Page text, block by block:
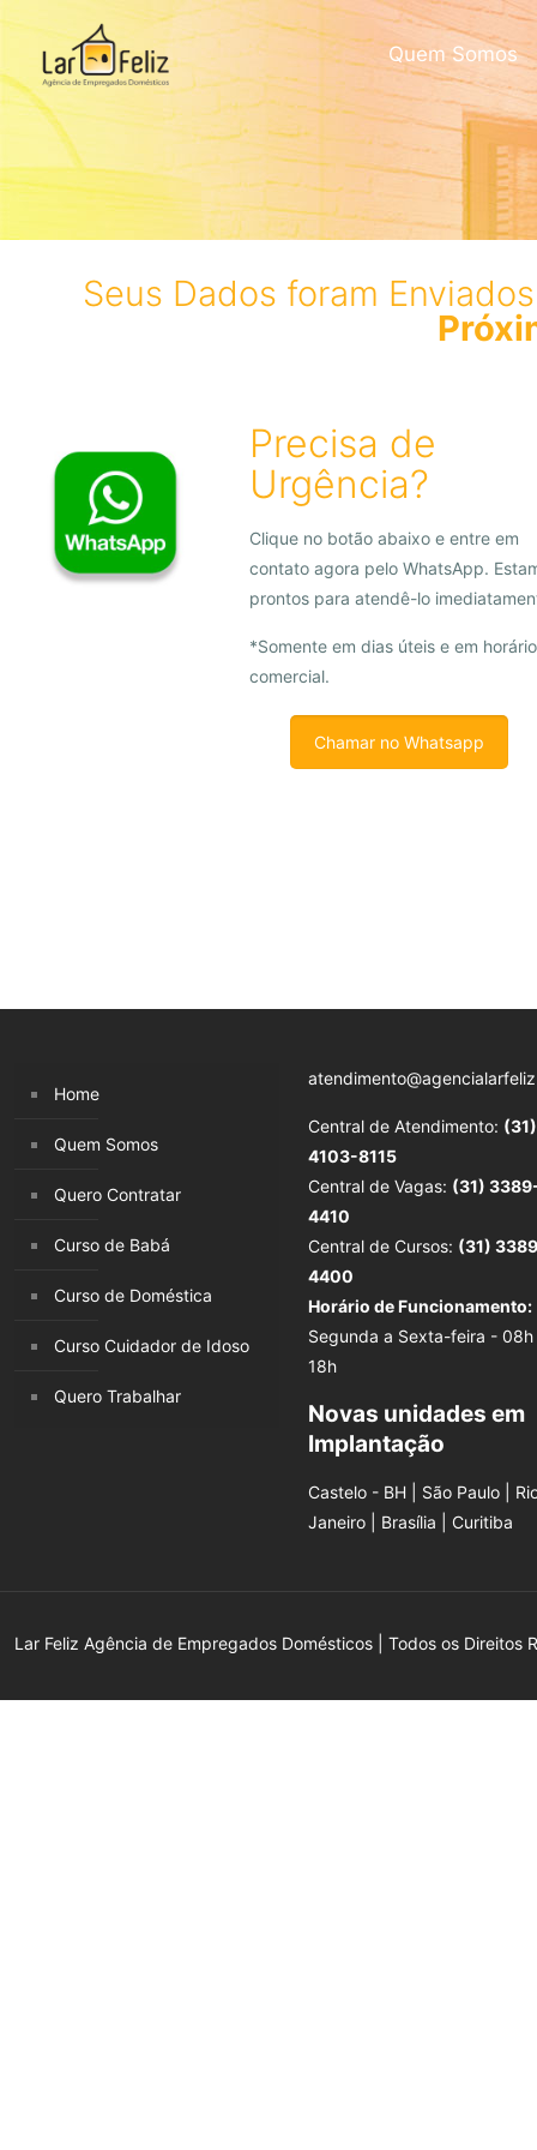
Quem Somos
Seus Dados foram
Precisa de
Urgência?
Clique no botão abaixo e entre em
contato agora pelo WhatsApp.
prontos para atendê-lo
*Somente em dias úteis e em horário
comercial.
Chamar no Whatsapp
Home
Quem Somos
Quero Contratar
Curso de Babá
Curso de Doméstica
Curso Cuidador de Idoso
Quero Trabalhar
Central de Atendimento: (31)
4103-8115
Central de Vagas: (31)
4410
Central de Cursos: (31)
4400
Horário de Funcionamento:
Segunda a Sexta-feira - 08h
18h
Novas unidades em
Implantação
Castelo - BH | São Paulo |
Janeiro | Brasília | Curitiba
Lar Feliz Agência de Empregados Domésticos | Todos os Direitos